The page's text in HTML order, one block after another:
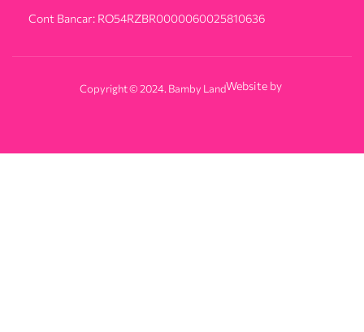
Cont Bancar: RO54RZBR0000060025810636
Copyright © 2024. Bamby LandWebsite by